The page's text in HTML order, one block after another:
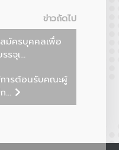
ข่าวถัดไป
สมัครบุคคลเพื่อ
รจุเ...
ารต้อนรับคณะผู้
...